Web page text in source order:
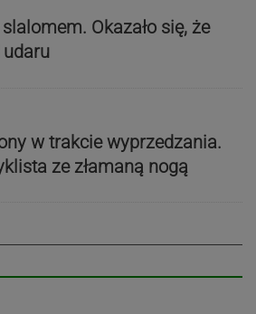
slalomem. Okazało się, że
udaru
w trakcie wyprzedzania.
ze złamaną nogą